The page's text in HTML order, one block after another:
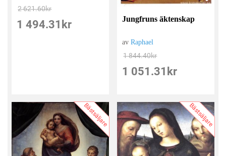
2 621.60kr
1 494.31 kr Jungfruns äktenskap
avRaphael
1 844.40kr
1 051.31 kr
Bästsäljare Bästsäljare